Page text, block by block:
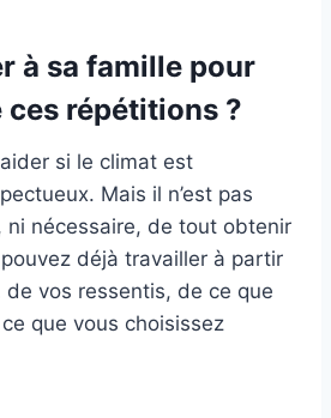
à sa famille pour
ces répétitions ?
si le climat est
Mais il n’est pas
ni nécessaire, de tout obtenir
déjà travailler à partir
de vos ressentis, de ce que
que vous choisissez